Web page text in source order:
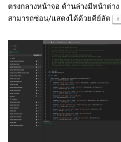
ตรงกลางหน้าจอ ด้านล่างมีหน้าต่าง
สามารถซ่อน/แสดงได้ด้วยคีย์ลัด